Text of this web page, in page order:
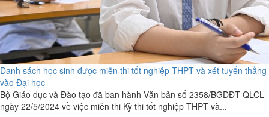
Danh sách học sinh được miễn thi tốt nghiệp THPT và xét tuyển thẳng
vào Đại học
Bộ Giáo dục và Đào tạo đã ban hành Văn bản số 2358/BGDĐT-QLCL
ngày 22/5/2024 về việc miễn thi Kỳ thi tốt nghiệp THPT và...